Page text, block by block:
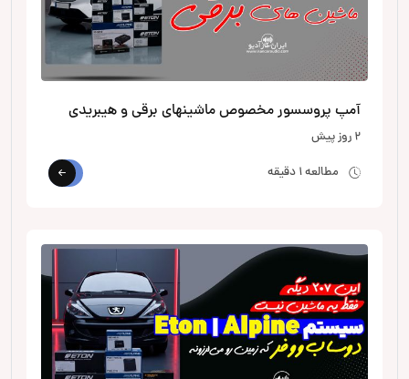
آمپ پروسسور مخصوص ماشینهای برقی و هیبریدی
2 روز پیش
مطالعه 1 دقیقه